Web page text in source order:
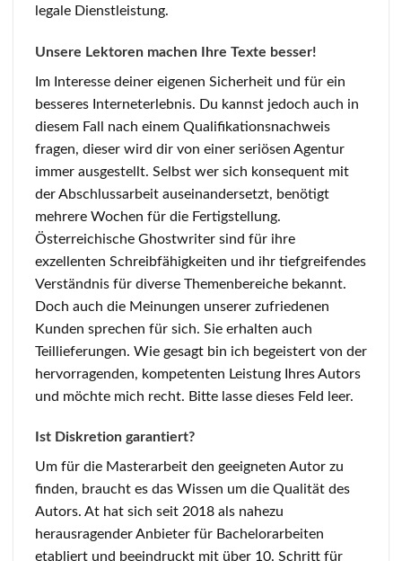
legale Dienstleistung.
Unsere Lektoren machen Ihre Texte besser!
Im Interesse deiner eigenen Sicherheit und für ein
besseres Interneterlebnis. Du kannst jedoch auch in
diesem Fall nach einem Qualifikationsnachweis
fragen, dieser wird dir von einer seriösen Agentur
immer ausgestellt. Selbst wer sich konsequent mit
der Abschlussarbeit auseinandersetzt, benötigt
mehrere Wochen für die Fertigstellung.
Österreichische Ghostwriter sind für ihre
exzellenten Schreibfähigkeiten und ihr tiefgreifendes
Verständnis für diverse Themenbereiche bekannt.
Doch auch die Meinungen unserer zufriedenen
Kunden sprechen für sich. Sie erhalten auch
Teillieferungen. Wie gesagt bin ich begeistert von der
hervorragenden, kompetenten Leistung Ihres Autors
und möchte mich recht. Bitte lasse dieses Feld leer.
Ist Diskretion garantiert?
Um für die Masterarbeit den geeigneten Autor zu
finden, braucht es das Wissen um die Qualität des
Autors. At hat sich seit 2018 als nahezu
herausragender Anbieter für Bachelorarbeiten
etabliert und beeindruckt mit über 10. Schritt für